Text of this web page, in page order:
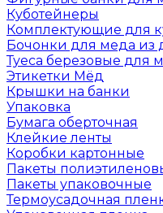
Куботейнеры
Комплектующие для
Бочонки для меда из
Туеса березовые для
Этикетки Мёд
Крышки на банки
Упаковка
Бумага оберточная
Клейкие ленты
Коробки картонные
Пакеты
Пакеты упаковочные
Термоусадочная